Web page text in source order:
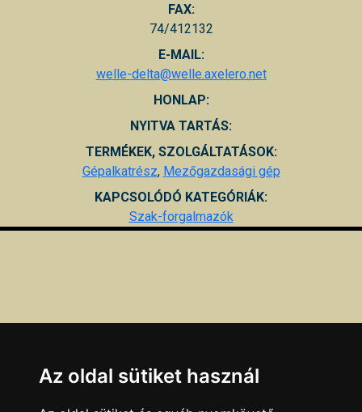
FAX:
74/412132
E-MAIL:
welle-delta@welle.axelero.net
HONLAP:
NYITVA TARTÁS:
TERMÉKEK, SZOLGÁLTATÁSOK:
Gépalkatrész, Mezőgazdasági gép
KAPCSOLÓDÓ KATEGÓRIÁK:
Szak-forgalmazók
Az oldal sütiket használ